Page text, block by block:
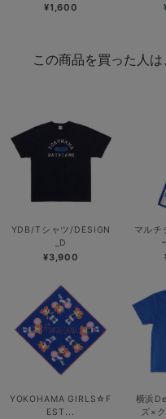
¥1,600
この商品を買った人
YDB/Tシャツ/DESIGN
_D
¥3,900
マルチ
YOKOHAMA GIRLS☆F
EST...
横浜
ズ×